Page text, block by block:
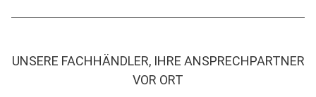
UNSERE FACHHÄNDLER, IHRE ANSPRECHPARTNER
VOR ORT